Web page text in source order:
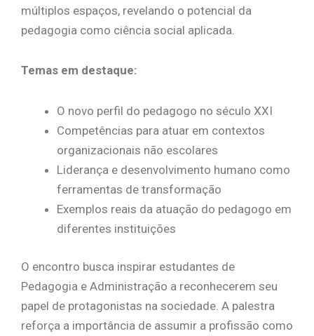
múltiplos espaços, revelando o potencial da
pedagogia como ciência social aplicada.
Temas em destaque:
O novo perfil do pedagogo no século XXI
Competências para atuar em contextos
organizacionais não escolares
Liderança e desenvolvimento humano como
ferramentas de transformação
Exemplos reais da atuação do pedagogo em
diferentes instituições
O encontro busca inspirar estudantes de
Pedagogia e Administração a reconhecerem seu
papel de protagonistas na sociedade. A palestra
reforça a importância de assumir a profissão como